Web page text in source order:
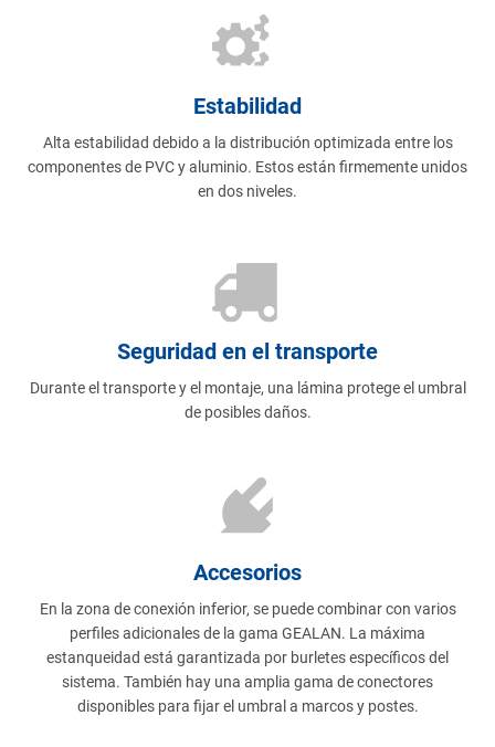
Estabilidad
Alta estabilidad debido a la distribución optimizada entre los
componentes de PVC y aluminio. Estos están firmemente unidos
en dos niveles.
Seguridad en el transporte
Durante el transporte y el montaje, una lámina protege el umbral
de posibles daños.
Accesorios
En la zona de conexión inferior, se puede combinar con varios
perfiles adicionales de la gama GEALAN. La máxima
estanqueidad está garantizada por burletes específicos del
sistema. También hay una amplia gama de conectores
disponibles para fijar el umbral a marcos y postes.